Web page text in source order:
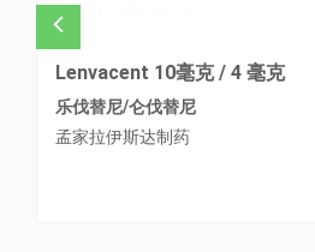
Lenvacent 10毫克 / 4 毫克
乐伐替尼/仑伐替尼
孟家拉伊斯达制药